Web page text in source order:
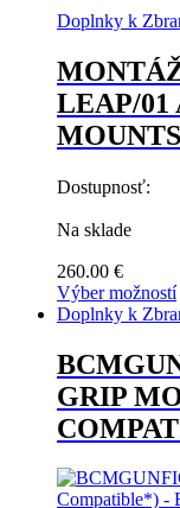
Doplnky k
LEAP/
MOUNTS
Dostupnosť:
Na sklade
260.00 €
Výber možností
Tento
má
viacero
variantov.
Možnosti
si
vybrať
Doplnky k
GRIP